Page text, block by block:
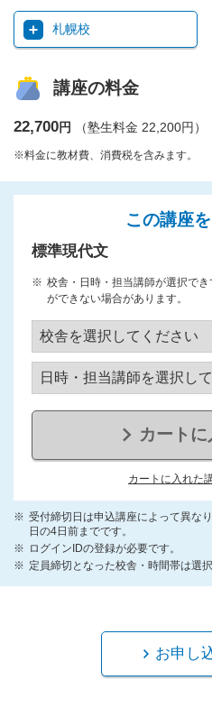
札幌校
講座の料金
22,700円 （塾生料金 22,200円）
※料金に教材費、消費税を含みます。
この講座
標準現代文
校舎・日時・担当講師が選択で
ができない場合があります。
カートに
カートに入れた
受付締切日は申込講座によって異な
日の4日前までです。
ログインIDの登録が必要です。
定員締切となった校舎・時間帯は選択
お申し